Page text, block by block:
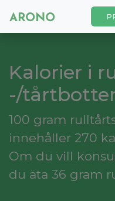
Kalorier i
-/
100 gram
innehåller 270
Om du vill
du äta 36 gram